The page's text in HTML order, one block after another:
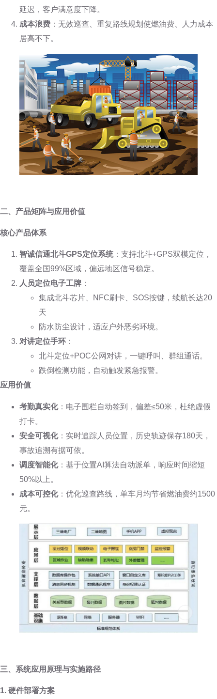
延迟，客户满意度下降。
成本浪费 ：无效巡查、重复路线规划使燃油费、人力成本
居高不下。
二、产品矩阵与应用价值
核心产品体系
智诚信通北斗GPS定位系统：支持北斗+GPS双模定位，
覆盖全国99%区域，偏远地区信号稳定。
人员定位电子工牌 ：
集成北斗芯片、NFC刷卡、SOS按键，续航长达20
天
防水防尘设计，适应户外恶劣环境。
对讲定位手环 ：
北斗定位+POC公网对讲，一键呼叫、群组通话。
跌倒检测功能，自动触发紧急报警。
应用价值
考勤真实化：电子围栏自动签到，偏差≤50米，杜绝虚假
打卡。
安全可视化：实时追踪人员位置，历史轨迹保存180天，
事故追溯有据可依。
调度智能化：基于位置AI算法自动派单，响应时间缩短
50%以上。
成本可控化：优化巡查路线，单车月均节省燃油费约1500
元。
三、系统应用原理与实施路径
1. 硬件部署方案